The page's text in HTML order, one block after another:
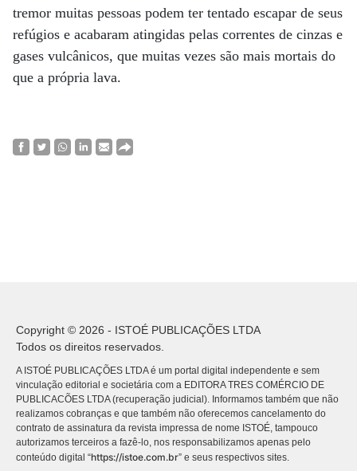
tremor muitas pessoas podem ter tentado escapar de seus
refúgios e acabaram atingidas pelas correntes de cinzas e
gases vulcânicos, que muitas vezes são mais mortais do
que a própria lava.
Copyright © 2026 - ISTOÉ PUBLICAÇÕES LTDA
Todos os direitos reservados.
A ISTOÉ PUBLICAÇÕES LTDA é um portal digital independente e sem
vinculação editorial e societária com a EDITORA TRES COMÉRCIO DE
PUBLICACÕES LTDA (recuperação judicial). Informamos também que não
realizamos cobranças e que também não oferecemos cancelamento do
contrato de assinatura da revista impressa de nome ISTOÉ, tampouco
autorizamos terceiros a fazê-lo, nos responsabilizamos apenas pelo
conteúdo digital “https://istoe.com.br” e seus respectivos sites.